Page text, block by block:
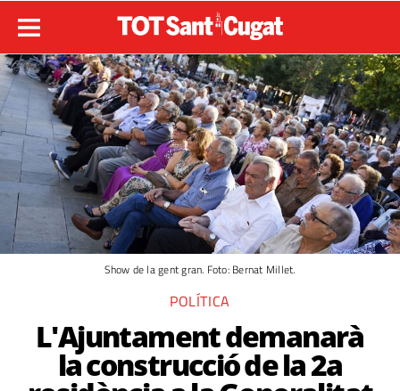
Show de la gent gran. Foto: Bernat Millet.
POLÍTICA
L'Ajuntament demanarà
la construcció de la 2a